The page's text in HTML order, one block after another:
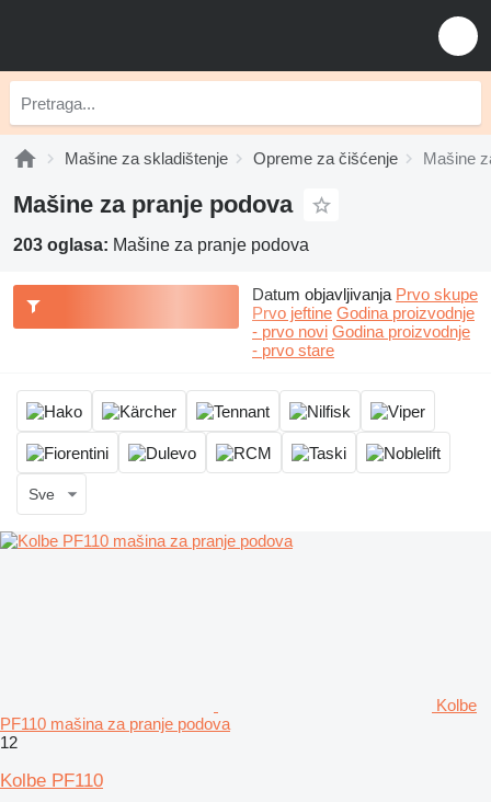
Mašine za skladištenje Opreme za čišćenje Mašine
Mašine za pranje podova
203 oglasa: Mašine za pranje podova
Datum objavljivanja Prvo skupe
Prvo jeftine Godina proizvodnje
- prvo novi Godina proizvodnje
- prvo stare
Sve
Kolbe
PF110 mašina za pranje podova
12
Kolbe PF110